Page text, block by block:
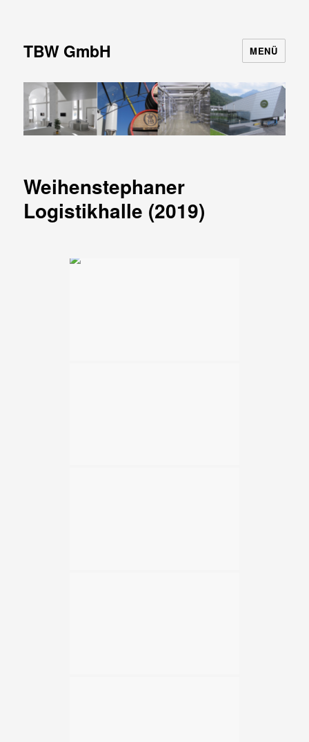
TBW GmbH MENÜ
Weihenstephaner
Logistikhalle (2019)